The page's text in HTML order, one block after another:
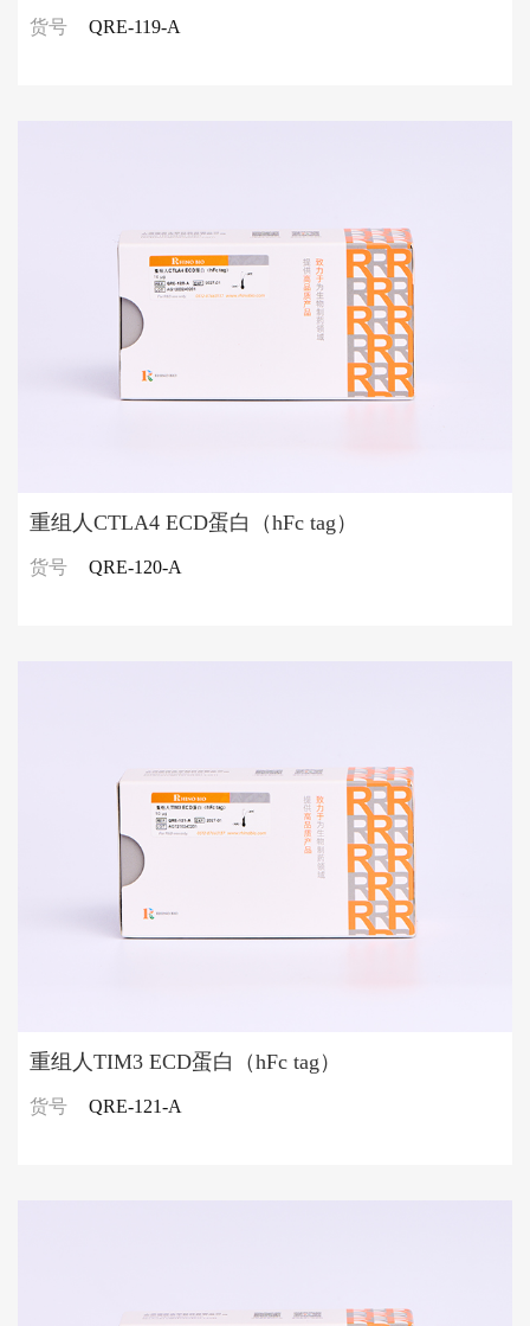
货号 QRE-119-A
重组人CTLA4 ECD蛋白（hFc tag）
货号 QRE-120-A
重组人TIM3 ECD蛋白（hFc tag）
货号 QRE-121-A